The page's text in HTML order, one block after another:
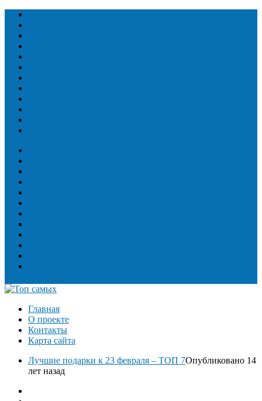
Главная
О проекте
Контакты
Карта сайта
Лучшие подарки к 23 февраля – ТОП 7Опубликовано 14
лет назад